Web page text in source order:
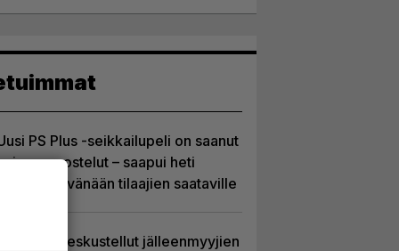
PS Plus -seikkailupeli on saanut
– saapui heti
julkaisupäivänään tilaajien saataville
Sony on keskustellut jälleenmyyjien